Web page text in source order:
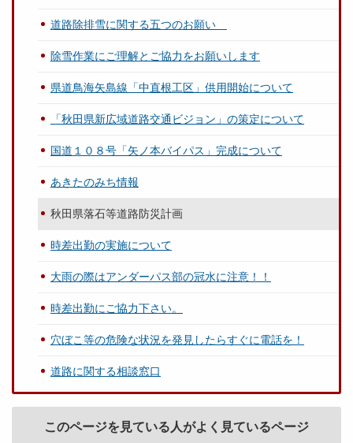
道路除排雪に関する五つのお願い
除雪作業にご理解とご協力をお願いします
県道鳥海矢島線「中直根工区」供用開始について
「秋田県新広域道路交通ビジョン」の策定について
国道１０８号「矢ノ本バイパス」完成について
あきたのみち情報
秋田県落石等道路防災計画
時差出勤の実施について
大雨の際はアンダーパス部の冠水に注意！！
時差出勤にご協力下さい。
穴ぼこ等の危険な状況を発見したらすぐに電話を！
道路に関する相談窓口
このページを見ている人がよく見ているページ